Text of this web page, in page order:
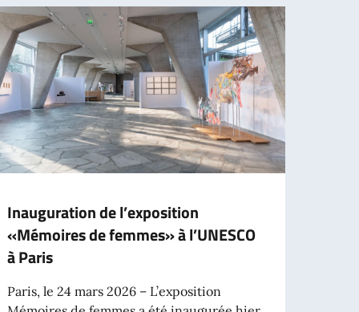
Inauguration de l’exposition
«Mémoires de femmes» à l’UNESCO
à Paris
Paris, le 24 mars 2026 – L’exposition